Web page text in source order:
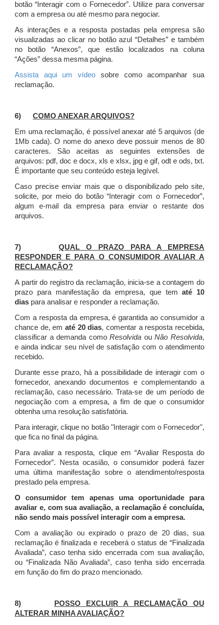
botão “Interagir com o Fornecedor”. Utilize para conversar
com a empresa ou até mesmo para negociar.
As interações e a resposta postadas pela empresa são
visualizadas ao clicar no botão azul “Detalhes” e também
no botão “Anexos”, que estão localizados na coluna
“Ações” dessa mesma página.
Assista aqui um vídeo sobre como acompanhar sua
reclamação.
6) COMO ANEXAR ARQUIVOS?
Em uma reclamação, é possível anexar até 5 arquivos (de
1Mb cada). O nome do anexo deve possuir menos de 80
caracteres. São aceitas as seguintes extensões de
arquivos: pdf, doc e docx, xls e xlsx, jpg e gif, odt e ods, txt.
É importante que seu conteúdo esteja legível.
Caso precise enviar mais que o disponibilizado pelo site,
solicite, por meio do botão “Interagir com o Fornecedor”,
algum e-mail da empresa para enviar o restante dos
arquivos.
7)QUAL O PRAZO PARA A EMPRESA
RESPONDER E PARA O CONSUMIDOR AVALIAR A
RECLAMAÇÃO?
A partir do registro da reclamação, inicia-se a contagem do
prazo para manifestação da empresa, que tematé 10
dias para analisar e responder a reclamação.
Com a resposta da empresa, é garantida ao consumidor a
chance de, em até 20 dias, comentar a resposta recebida,
classificar a demanda comoResolvida ouNão Resolvida,
e ainda indicar seu nível de satisfação com o atendimento
recebido.
Durante esse prazo, há a possibilidade de interagir com o
fornecedor, anexando documentos e complementando a
reclamação, caso necessário.Trata-se de um período de
negociação com a empresa, a fim de que o consumidor
obtenha uma resolução satisfatória.
Para interagir, clique no botão "Interagir com o Fornecedor",
que fica no final da página.
Para avaliar a resposta, clique em “Avaliar Resposta do
Fornecedor”. Nesta ocasião, o consumidor poderá fazer
uma última manifestação sobre o atendimento/resposta
prestado pela empresa.
O consumidor tem apenas uma oportunidade para
avaliar e, com sua avaliação, a reclamação é concluída,
não sendo mais possível interagir com a empresa.
Com a avaliação ou expirado o prazo de 20 dias, sua
reclamação é finalizada e receberá o status de “Finalizada
Avaliada”, caso tenha sido encerrada com sua avaliação,
ou “Finalizada Não Avaliada”, caso tenha sido encerrada
em função do fim do prazo mencionado.
8)
POSSO EXCLUIR A RECLAMAÇÃO OU
ALTERAR MINHA AVALIAÇÃO?